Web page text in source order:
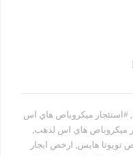
, #استئجار ميكروباص هاي اس
ميكروباص هاي اس لدهب,
تويوتا هايس, ارخص ايجار